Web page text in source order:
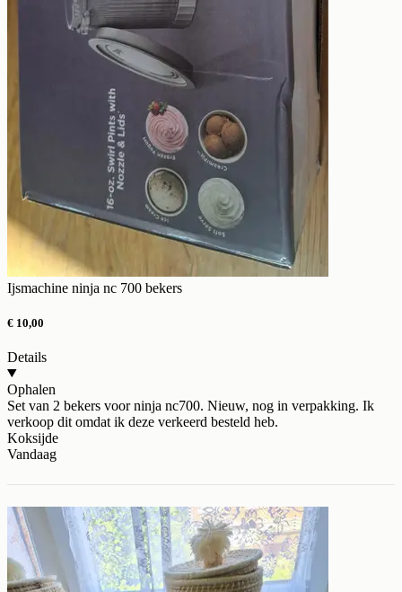
Ijsmachine ninja nc 700 bekers
€ 10,00
Details
Ophalen
Set van 2 bekers voor ninja nc700. Nieuw, nog in verpakking. Ik
verkoop dit omdat ik deze verkeerd besteld heb.
Koksijde
Vandaag